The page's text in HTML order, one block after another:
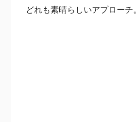
どれも素晴らしいアプローチ。